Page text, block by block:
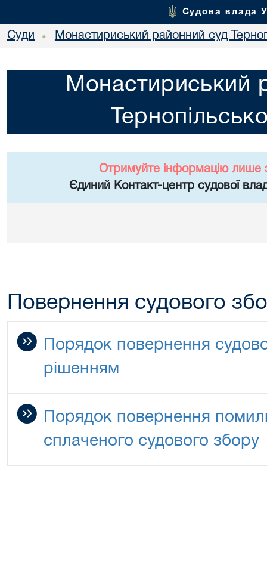
Судова влада
Суди • Монастириський районний суд
Монастириський
Отримуйте інформацію лише
Єдиний Контакт-центр судової
Повернення судового
Порядок повернення
рішенням
Порядок повернення
сплаченого судового збору